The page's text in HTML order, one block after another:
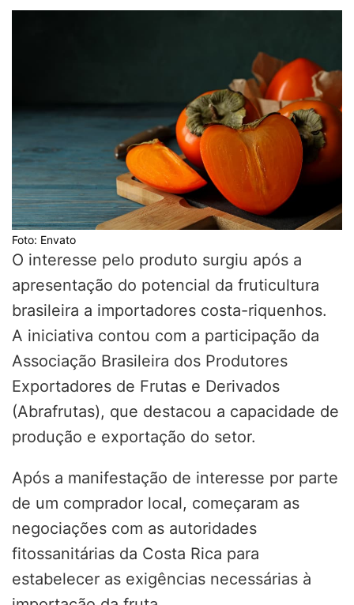
Foto: Envato
O interesse pelo produto surgiu após a
apresentação do potencial da fruticultura
brasileira a importadores costa-riquenhos.
A iniciativa contou com a participação da
Associação Brasileira dos Produtores
Exportadores de Frutas e Derivados
(Abrafrutas), que destacou a capacidade de
produção e exportação do setor.
Após a manifestação de interesse por parte
de um comprador local, começaram as
negociações com as autoridades
fitossanitárias da Costa Rica para
estabelecer as exigências necessárias à